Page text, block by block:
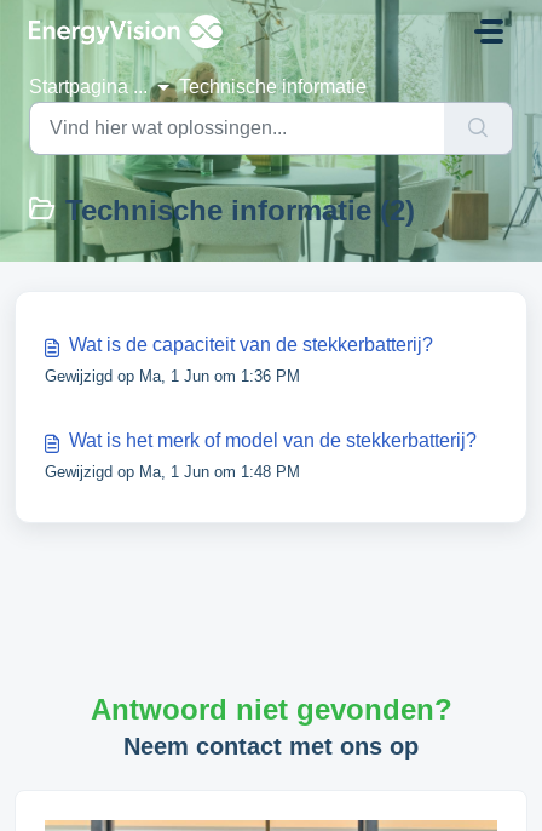
Doorgaan naar hoofdinhoud
Startpagina ... Technische informatie
Technische informatie (2)
Wat is de capaciteit van de stekkerbatterij?
Gewijzigd op Ma, 1 Jun om 1:36 PM
Wat is het merk of model van de stekkerbatterij?
Gewijzigd op Ma, 1 Jun om 1:48 PM
Antwoord niet gevonden?
Neem contact met ons op